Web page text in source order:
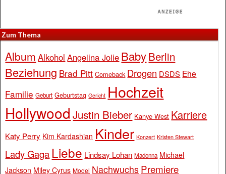
Zum Thema
Album Alkohol Angelina Jolie BabyBerlin
Beziehung Brad Pitt Comeback Drogen DSDS Ehe
Familie Geburt Geburtstag Gericht Hochzeit
Hollywood Justin Bieber Kanye West Karriere
Katy Perry Kim Kardashian Kinder Konzert Kristen Stewart
Lady Gaga Liebe Lindsay Lohan Madonna Michael
Jackson Miley Cyrus Model Nachwuchs Premiere